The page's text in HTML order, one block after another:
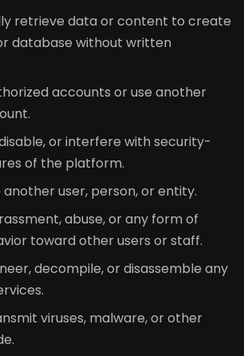
retrieve data or content to create
database without written
accounts or use another
or interfere with security-
of the platform.
user, person, or entity.
abuse, or any form of
toward other users or staff.
decompile, or disassemble any
viruses, malware, or other